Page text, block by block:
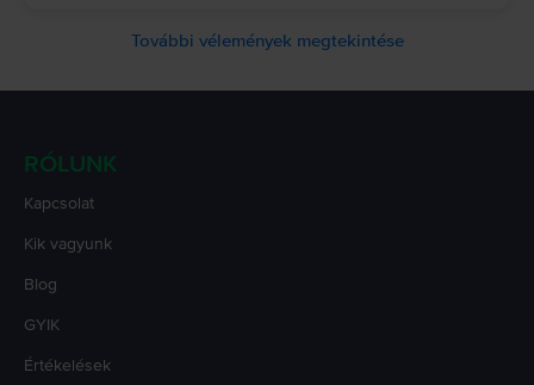
További vélemények megtekintése
RÓLUNK
Kapcsolat
Kik vagyunk
Blog
GYIK
Értékelések